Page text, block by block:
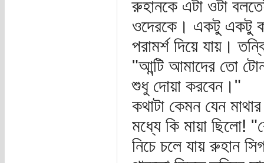
রুহানকে এটা ওটা
ওদেরকে। একটু একটু
পরামর্শ দিয়ে যায়।
"আন্টি আমাদের তো
শুধু দোয়া করবেন।"
কথাটা কেমন যেন
মধ্যে কি মায়া ছিলো!
নিচে চলে যায় রুহান